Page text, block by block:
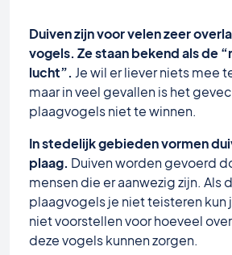
Duiven zijn voor velen zeer
vogels. Ze staan bekend als de
lucht”. Je wil er liever niets mee
maar in veel gevallen is het
plaagvogels niet te winnen.
In stedelijk gebieden vormen
plaag. Duiven worden gevoerd
mensen die er aanwezig zijn. Als
plaagvogels je niet teisteren kun
niet voorstellen voor hoeveel
deze vogels kunnen zorgen.